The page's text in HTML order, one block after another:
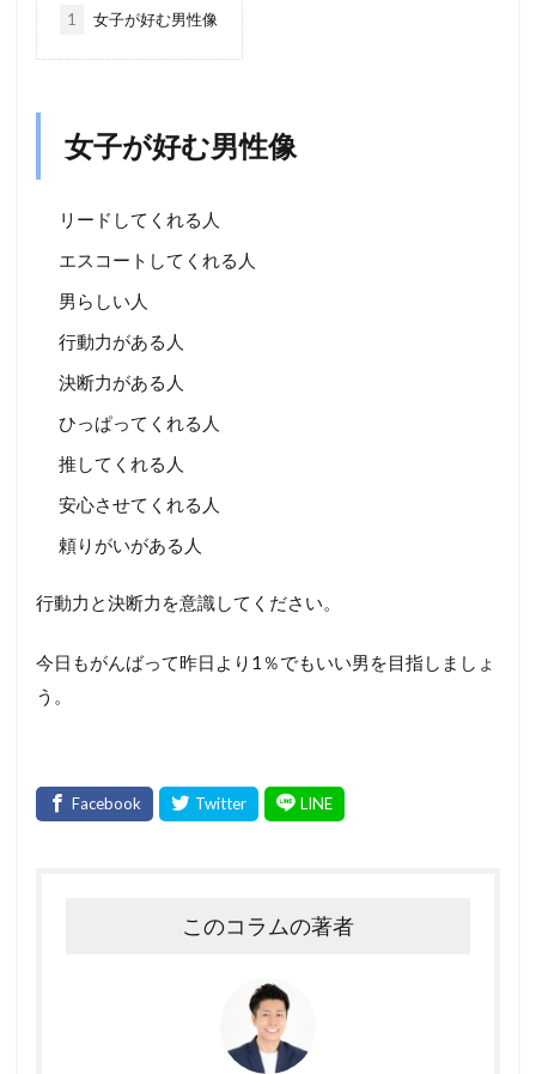
1 女子が好む男性像
女子が好む男性像
リードしてくれる人
エスコートしてくれる人
男らしい人
行動力がある人
決断力がある人
ひっぱってくれる人
推してくれる人
安心させてくれる人
頼りがいがある人
行動力と決断力を意識してください。
今日もがんばって昨日より1％でもいい男を目指しましょ
う。
このコラムの著者